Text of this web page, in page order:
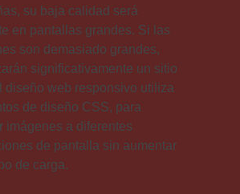
su baja calidad será
en pantallas grandes. Si las
son demasiado grandes,
significativamente un sitio
diseño web responsivo utiliza
de diseño CSS, para
imágenes a diferentes
de pantalla sin aumentar
de carga.